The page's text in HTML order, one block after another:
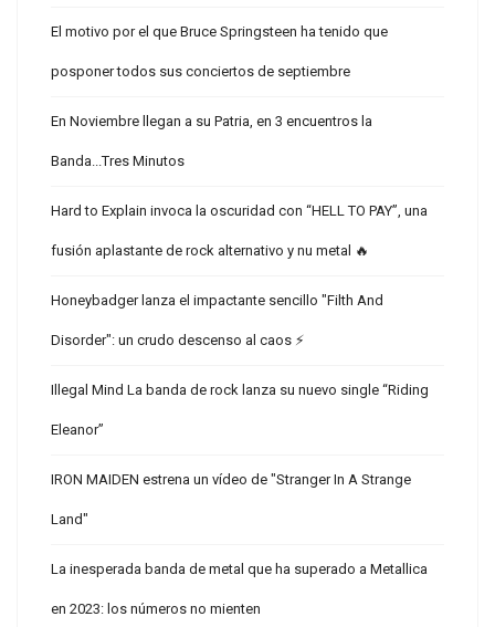
El motivo por el que Bruce Springsteen ha tenido que
posponer todos sus conciertos de septiembre
En Noviembre llegan a su Patria, en 3 encuentros la
Banda...Tres Minutos
Hard to Explain invoca la oscuridad con “HELL TO PAY”, una
fusión aplastante de rock alternativo y nu metal 🔥
Honeybadger lanza el impactante sencillo "Filth And
Disorder": un crudo descenso al caos ⚡
Illegal Mind La banda de rock lanza su nuevo single “Riding
Eleanor”
IRON MAIDEN estrena un vídeo de "Stranger In A Strange
Land"
La inesperada banda de metal que ha superado a Metallica
en 2023: los números no mienten